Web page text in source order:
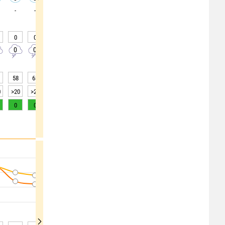
- -
0 0
0 0
58 63
>20 >20
0 0